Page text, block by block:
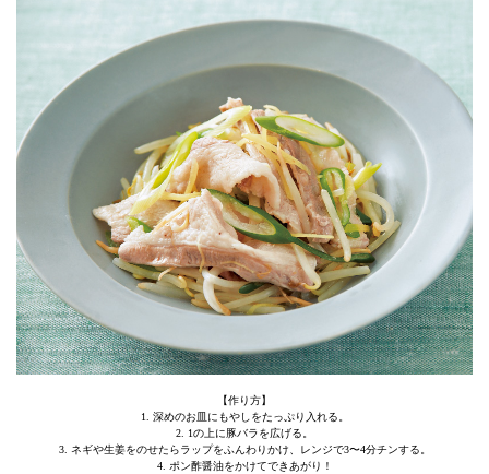
【作り方】
1. 深めのお皿にもやしをたっぷり入れる。
2. 1の上に豚バラを広げる。
3. ネギや生姜をのせたらラップをふんわりかけ、レンジで3〜4分チンする。
4. ポン酢醤油をかけてできあがり！